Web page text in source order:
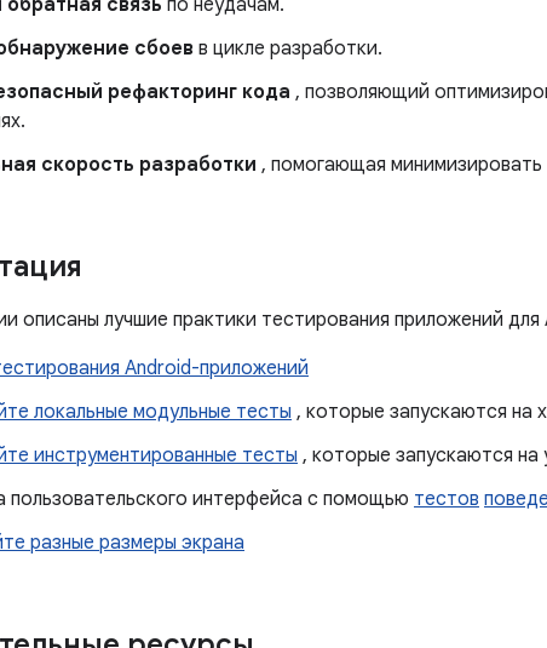
связь по неудачам.
сбоев в цикле разработки.
рефакторинг кода , позволяющий
скорость разработки , помогающая минимизировать
описаны лучшие практики тестирования приложений для
Android-приложений
локальные модульные тесты , которые запускаются на
инструментированные тесты , которые запускаются на
пользовательского интерфейса с помощью тестов
разные размеры экрана